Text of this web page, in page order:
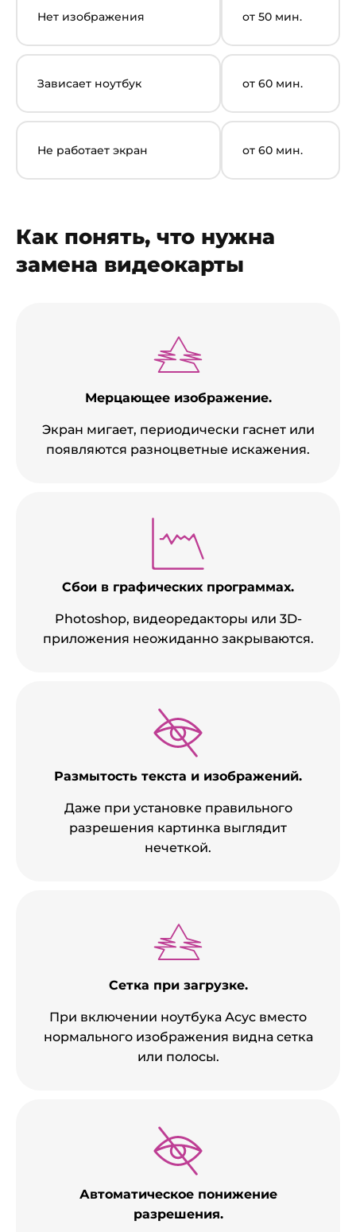
Нет изображения от 50 мин.
Зависает ноутбук от 60 мин.
Не работает экран от 60 мин.
Как понять, что нужна
замена видеокарты
Мерцающее изображение.
Экран мигает, периодически гаснет или
появляются разноцветные искажения.
Сбои в графических программах.
Photoshop, видеоредакторы или 3D-
приложения неожиданно закрываются.
Размытость текста и изображений.
Даже при установке правильного
разрешения картинка выглядит
нечеткой.
Сетка при загрузке.
При включении ноутбука Асус вместо
нормального изображения видна сетка
или полосы.
Автоматическое понижение
разрешения.